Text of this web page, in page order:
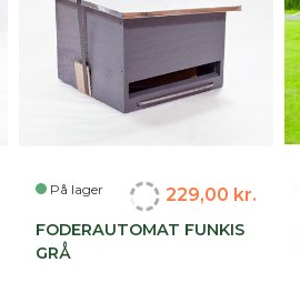
På lager 229,00 kr.
FODERAUTOMAT FUNKIS
GRÅ